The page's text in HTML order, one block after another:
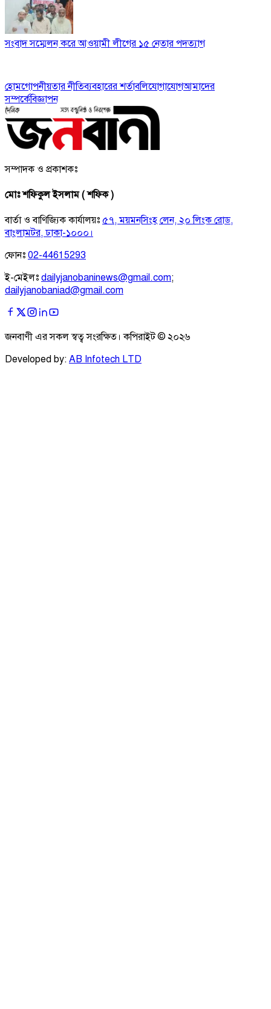
সংবাদ সম্মেলন করে আওয়ামী লীগের ১৫ নেতার পদত্যাগ
হোমগোপনীয়তার নীতিব্যবহারের শর্তাবলিযোগাযোগআমাদের
সম্পর্কেবিজ্ঞাপন
সম্পাদক ও প্রকাশকঃ
মোঃ শফিকুল ইসলাম ( শফিক )
বার্তা ও বাণিজ্যিক কার্যালয়ঃ ৫৭, ময়মনসিংহ লেন, ২০ লিংক রোড,
বাংলামটর, ঢাকা-১০০০।
ফোনঃ 02-44615293
ই-মেইলঃ dailyjanobaninews@gmail.com;
dailyjanobaniad@gmail.com
জনবাণী এর সকল স্বত্ব সংরক্ষিত। কপিরাইট © ২০২৬
Developed by: AB Infotech LTD